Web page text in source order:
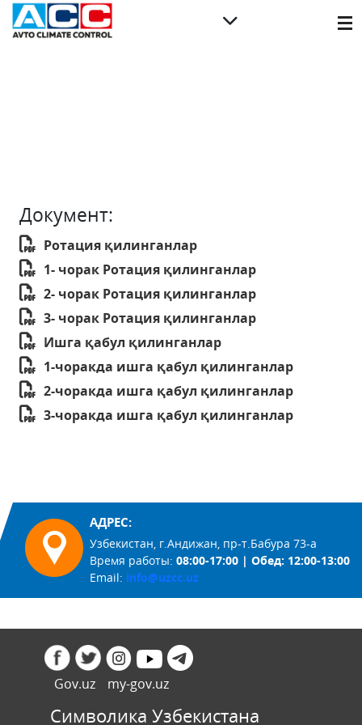
Документ:
Ротация қилинганлар
1- чорак Ротация қилинганлар
2- чорак Ротация қилинганлар
3- чорак Ротация қилинганлар
Ишга қабул қилинганлар
1-чоракда ишга қабул қилинганлар
2-чоракда ишга қабул қилинганлар
3-чоракда ишга қабул қилинганлар
Gov.uz my-gov.uz
АДРЕС:
Узбекистан, г.Андижан, пр-т.Бабура 73-а
Время работы: 08:00-17:00 | Обед: 12:00-13:00
Email: info@uzcc.uz
Символика Узбекистана